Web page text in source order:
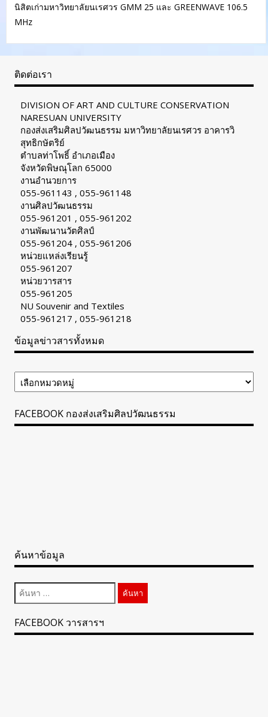
นิสิตเก่ามหาวิทยาลัยนเรศวร GMM 25 และ GREENWAVE 106.5
MHz
ติดต่อเรา
DIVISION OF ART AND CULTURE CONSERVATION
NARESUAN UNIVERSITY
กองส่งเสริมศิลปวัฒนธรรม มหาวิทยาลัยนเรศวร อาคารวิ
สุทธิกษัตริย์
ตำบลท่าโพธิ์ อำเภอเมือง
จังหวัดพิษณุโลก 65000
งานอำนวยการ
055-961143 , 055-961148
งานศิลปวัฒนธรรม
055-961201 , 055-961202
งานพัฒนานวัตศิลป์
055-961204 , 055-961206
หน่วยแหล่งเรียนรู้
055-961207
หน่วยวารสาร
055-961205
NU Souvenir and Textiles
055-961217 , 055-961218
ข้อมูลข่าวสารทั้งหมด
ข้อมูล
ข่าวสาร
FACEBOOK กองส่งเสริมศิลปวัฒนธรรม
ค้นหาข้อมูล
ค้นหา
สำหรับ:
FACEBOOK วารสารฯ